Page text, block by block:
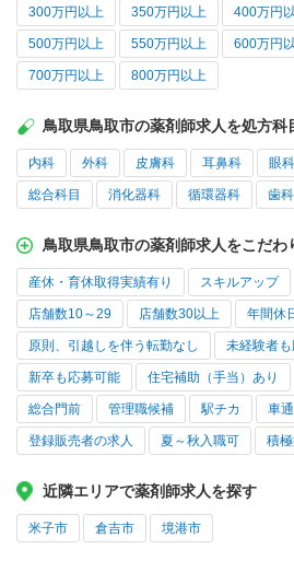
300万円以上 350万円以上 400万円
500万円以上 550万円以上 600万円
700万円以上 800万円以上
鳥取県鳥取市の薬剤師求人を処方科
内科 外科 皮膚科 耳鼻科 眼科
総合科目 消化器科 循環器科 歯科
鳥取県鳥取市の薬剤師求人をこだわ
産休・育休取得実績有り スキルアップ
店舗数10～29 店舗数30以上 年間休
原則、引越しを伴う転勤なし 未経験者
新卒も応募可能 住宅補助（手当）あり
総合門前 管理職候補 駅チカ 車
登録販売者の求人 夏～秋入職可 積
近隣エリアで薬剤師求人を探す
米子市 倉吉市 境港市